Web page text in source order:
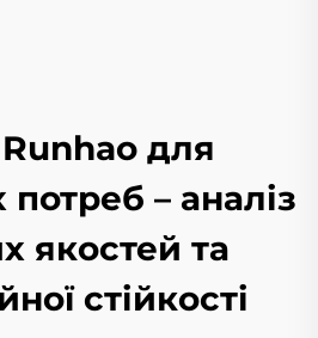
для
потреб – аналіз
якостей та
стійкості